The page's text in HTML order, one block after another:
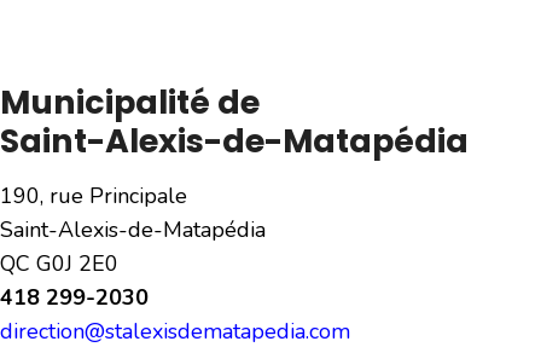
Municipalité de
Saint-Alexis-de-Matapédia
190, rue Principale
Saint-Alexis-de-Matapédia
QC G0J 2E0
418 299-2030
direction@stalexisdematapedia.com